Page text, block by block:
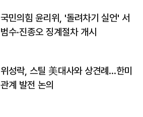
국민의힘 윤리위, '돌려차기 실언' 서
범수·진종오 징계절차 개시
위성락, 스틸 美대사와 상견례…한미
관계 발전 논의